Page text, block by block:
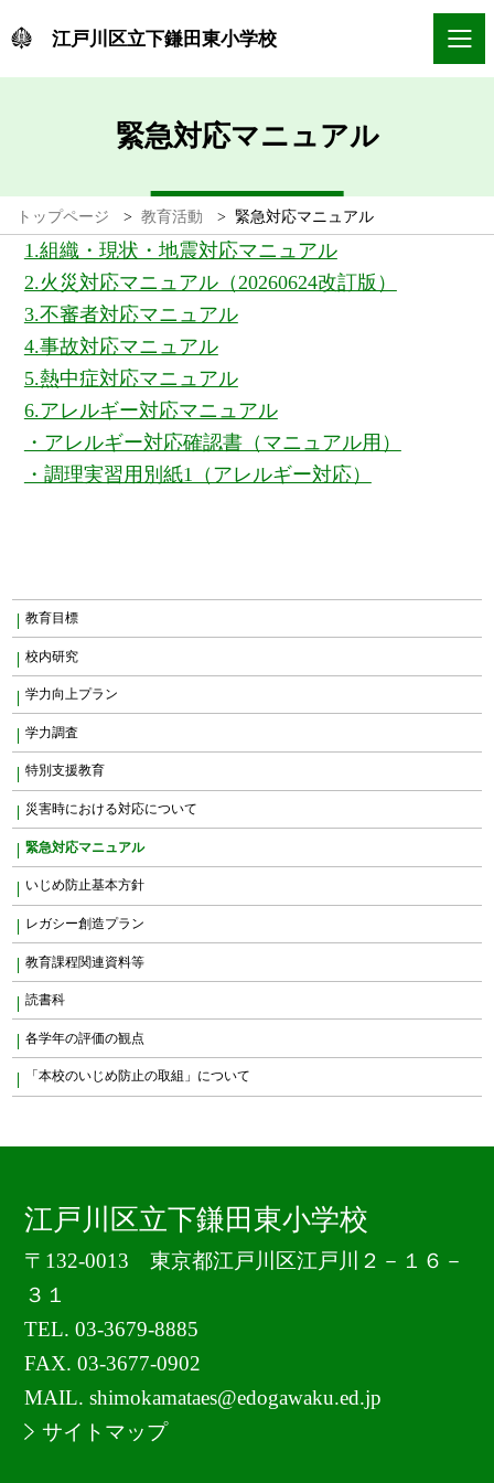
江戸川区立下鎌田東小学校
緊急対応マニュアル
トップページ > 教育活動 > 緊急対応マニュアル
1.組織・現状・地震対応マニュアル
2.火災対応マニュアル（20260624改訂版）
3.不審者対応マニュアル
4.事故対応マニュアル
5.熱中症対応マニュアル
6.アレルギー対応マニュアル
・アレルギー対応確認書（マニュアル用）
・調理実習用別紙1（アレルギー対応）
教育目標
校内研究
学力向上プラン
学力調査
特別支援教育
災害時における対応について
緊急対応マニュアル
いじめ防止基本方針
レガシー創造プラン
教育課程関連資料等
読書科
各学年の評価の観点
「本校のいじめ防止の取組」について
江戸川区立下鎌田東小学校
〒132-0013 東京都江戸川区江戸川２－１６－
３１
TEL.03-3679-8885
FAX. 03-3677-0902
MAIL. shimokamataes@edogawaku.ed.jp
サイトマップ